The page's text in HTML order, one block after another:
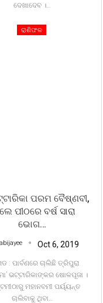
ଦେଖାଦେବ ।…
ରାଶିଫଳ
ପରମ ବୈଷ୍ଣବୀ,
ପୀଠରେ ବର୍ଷ ସାରା
ଭୋଗ…
Oct 6, 2019
: ପାର୍ବଣରେ ଚାଲିଛି ତ୍ରିପୁରା
ଭଟ୍ଟାରିକାଙ୍କର ଷୋଳପୂଜା ।
ମହାନବମୀ ପର୍ୟ୍ୟନ୍ତ
ଚାଲିବାକୁ ଥିବା